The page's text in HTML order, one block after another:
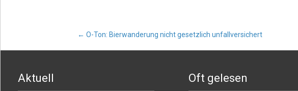
Post
navigation
← O-Ton: Bierwanderung nicht gesetzlich unfallversichert
Aktuell Oft gelesen